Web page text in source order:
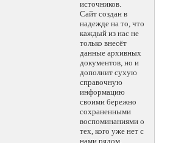
источников.
Сайт создан в
надежде на то, что
каждый из нас не
только внесёт
данные архивных
документов, но и
дополнит сухую
справочную
информацию
своими бережно
сохраненными
воспоминаниями о
тех, кого уже нет с
нами рядом,